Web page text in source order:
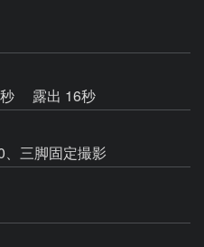
露出 16秒
、三脚固定撮影